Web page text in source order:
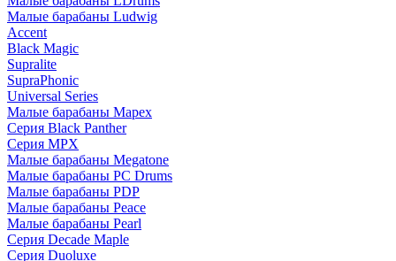
Малые барабаны Ludwig
Accent
Black Magic
Supralite
SupraPhonic
Universal Series
Малые барабаны Mapex
Серия Black Panther
Серия MPX
Малые барабаны Megatone
Малые барабаны PC Drums
Малые барабаны PDP
Малые барабаны Peace
Малые барабаны Pearl
Серия Decade Maple
Серия Duoluxe